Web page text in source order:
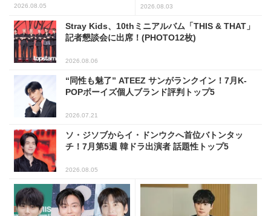
わせで抜群のケミ
2026.08.05 2026.08.03
Stray Kids、10thミニアルバム「THIS & THAT」
記者懇談会に出席！(PHOTO12枚)
2026.08.06
“同性も魅了” ATEEZ サンがランクイン！7月K-
POPボーイズ個人ブランド評判トップ5
2026.07.21
ソ・ジソブからイ・ドンウクへ首位バトンタッ
チ！7月第5週 韓ドラ出演者 話題性トップ5
2026.08.05